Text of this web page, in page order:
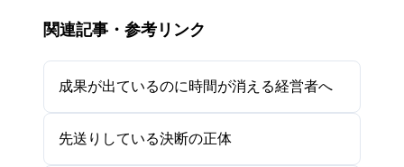
関連記事・参考リンク
成果が出ているのに時間が消える経営者へ
先送りしている決断の正体